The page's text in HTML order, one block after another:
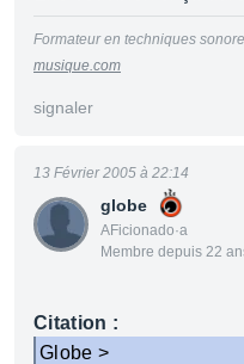
Formateur en techniques
musique.com
signaler
globe
AFicionado·a
Membre depuis 22
13 Février 2005 à 22:14
Citation :
Globe >